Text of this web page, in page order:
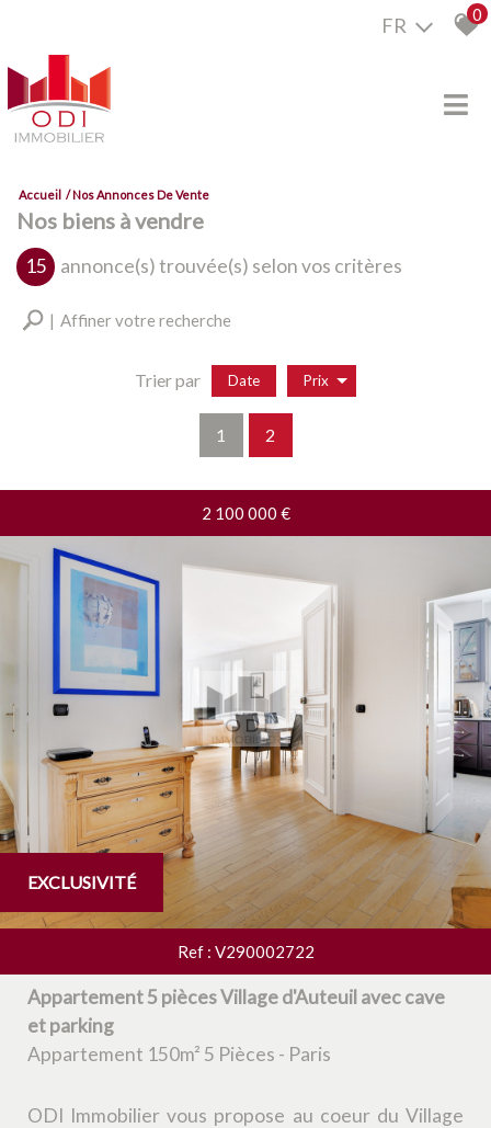
FR 0
Accueil Nos Annonces De Vente
Nos biens à vendre
15 annonce(s) trouvée(s) selon vos critères
Affiner votre recherche
5KM 10KM 25KM
Critères supplémentaires
Piscine Parking Terrasse
RECHERCHER
+ de critères
Trier par Date Prix
1 2
EXCLUSIVITÉ
2 100 000 €
Ref : V290002722
Appartement 5 pièces Village d'Auteuil avec cave
et parking
Appartement 150m² 5 Pièces - Paris
ODI Immobilier vous propose au coeur du Village